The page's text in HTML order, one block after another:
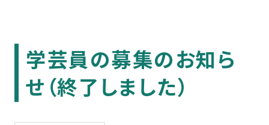
学芸員の募集のお知ら
せ（終了しました）